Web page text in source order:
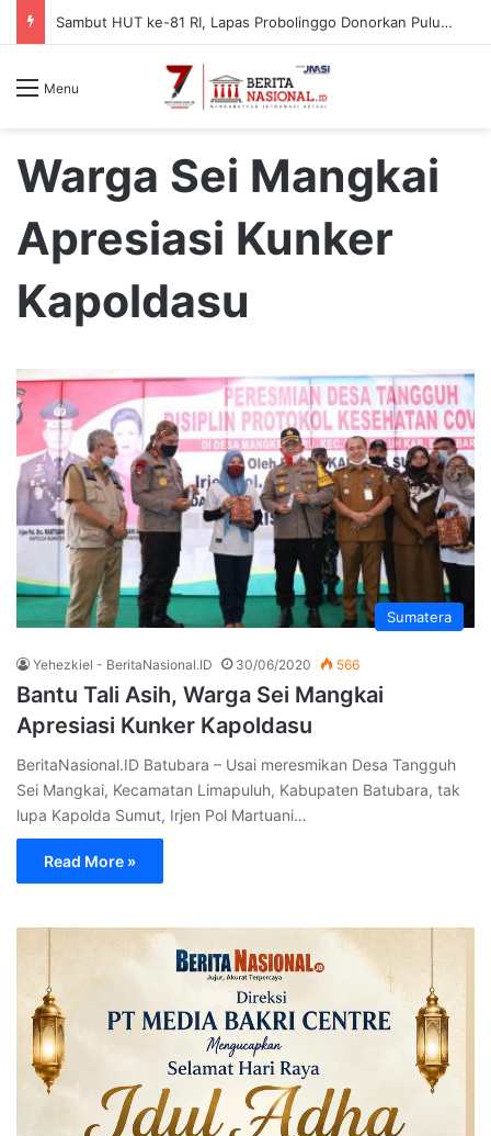
Sambut HUT ke-81 RI, Lapas Probolinggo Donorkan Puluhan Kantong Darah untuk Masyarakat
Menu
Warga Sei Mangkai
Apresiasi Kunker
Kapoldasu
Sumatera
Yehezkiel - BeritaNasional.ID 30/06/2020 566
Bantu Tali Asih, Warga Sei Mangkai
Apresiasi Kunker Kapoldasu
BeritaNasional.ID Batubara – Usai meresmikan Desa Tangguh
Sei Mangkai, Kecamatan Limapuluh, Kabupaten Batubara, tak
lupa Kapolda Sumut, Irjen Pol Martuani…
Read More »